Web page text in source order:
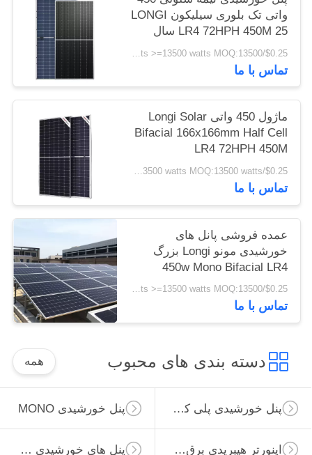
واتی تک بلوری سیلیکون LONGI
LR4 72HPH 450M 25 سال
گارانتی
$0.25/watts >=13500 watts MOQ:13500 وات
تماس با ما
ماژول 450 واتی Longi Solar
Bifacial 166x166mm Half Cell
LR4 72HPH 450M
$0.25/watts >=13500 watts MOQ:13500 watts
تماس با ما
عمده فروشی پانل های
خورشیدی مونو Longi بزرگ
450w Mono Bifacial LR4
72HPH 450M
$0.25/watts >=13500 watts MOQ:13500 وات
تماس با ما
دسته بندی های محبوب همه
پنل خورشیدی MONO پنل خورشیدی پلی کریستالی
پنل های خورشیدی مینیاتوری اینورتر هیبریدی برق خورشیدی